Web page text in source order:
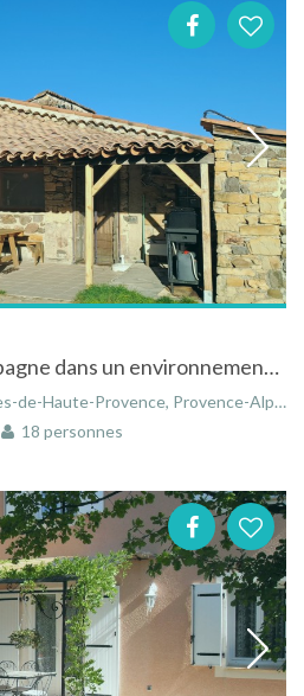
3 gîtes montagne campagne dans un environnement calme.
Provence, Provence-Alpes-Côte d'Azur, France
18 personnes